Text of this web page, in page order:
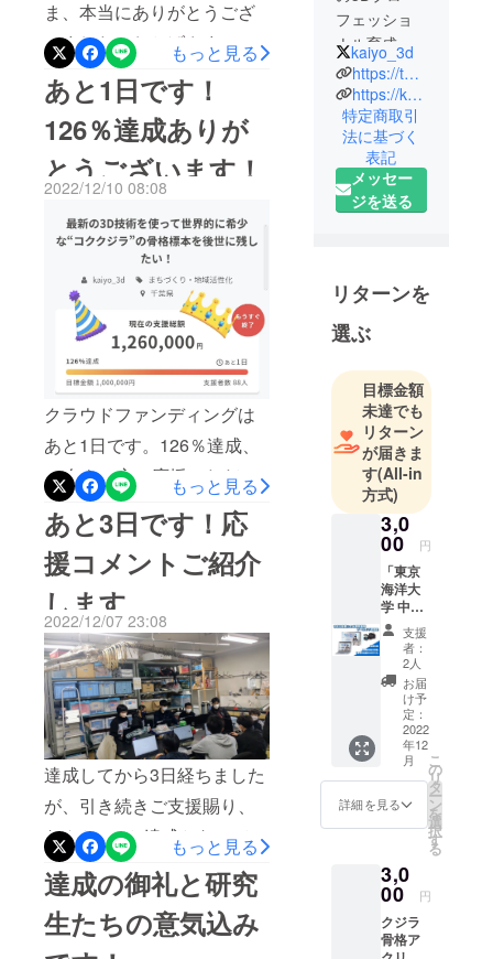
ま、本当にありがとうござ
いました！おかげさまで初
日から最後までご支援が無
い日はなく、毎日応援いた
だけていることを感じなが
ら走った、幸せな期間でし
た。応援コメントもひとつ
ひとつ全てプロジェクトメ
ンバーの胸に届いておりま
す。ありがとうございまし
た！これから、リターンは
順次ご案内してまいります
ので、楽しみにお待ち下さ
い。私達の挑戦はこれから
が本番です。2期生の中学生
研究生や、ご協力くださる
専門家の皆さまとともに、
未来の豊かな海のため、3D
技術と海洋研究の発展のた
め、愚直にまい進してまい
ります。これからも温かい
応援どうぞよろしくお願い
申し上げます。本当にあり
がとうございました！
もっと見る
あと1日です！
126％達成ありが
とうございます！
2022/12/10 08:08
クラウドファンディングは
あと1日です。126％達成、
88名もの方に応援いただき
本当にありがとうございま
す！リターンは開始当初か
ら注目いただいた玉骨標本
が１番人気ですが、「現地
の掘り起こし見学」もじわ
じわ人気になってきまし
た！こちらは、クジラの知
識が詰まった東京海洋大学
の中村玄助教の授業アーカ
イブ動画と、特別授業の参
加券つきです。アーカイブ
動画「鯨類骨格の特徴」
「鯨類骨格標本の作り方」
特別授業「鯨類のストラン
ディング対応」「希少種コ
もっと見る
あと3日です！応
援コメントご紹介
します
2022/12/07 23:08
達成してから3日経ちました
が、引き続きご支援賜り、
なんと113％達成となってい
ます！本当にありがとうご
ざいます！何より嬉しいの
は応援コメントです。とて
もっと見る
達成の御礼と研究
生たちの意気込み
フェッショ
ナル育成プ
ロジェクト
最新の3D技
術を活用し
た海洋生物
の研究を通
じて、将
来、様々な
を輩出する
ことを目指
し、物事を
きる人材を
育成する日
本初の
STEAM教育
プロジェク
トです。
kaiyo_3d
https://twitter.com/kaiyo_3d/
https://kaiyo-3d.y-artfactory.jp/
特定商取引
法に基づく
表記
メッセー
ジを送る
リターンを
選ぶ
目標金額
未達でも
リターン
が届きま
す(All-in
方式)
3,0
00 円
「東京
海洋大
学 中村
玄助教
による
授業動
画 アー
カイブ
視聴
券」 東
京海洋
大学の
中村 玄
助教に
よる授
業の
イブ動
画を視
聴出来
る券で
す。 授
支援
者：
2人
お届
け予
定：
2022
年12
月
詳細を見る
こ
の
リ
タ
ー
ン
を
選
択
す
る
3,0
00 円
クジラ
骨格ア